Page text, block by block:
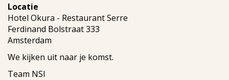
Locatie
Hotel Okura - Restaurant Serre
Ferdinand Bolstraat 333
Amsterdam
We kijken uit naar je komst.
Team NSI